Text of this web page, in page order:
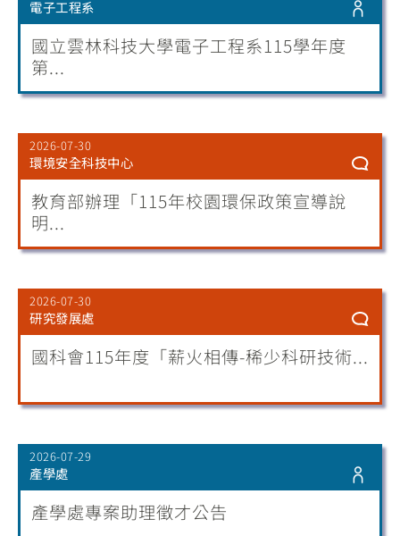
電子工程系
國立雲林科技大學電子工程系115學年度
第...
2026-07-30
環境安全科技中心
教育部辦理「115年校園環保政策宣導說
明...
2026-07-30
研究發展處
國科會115年度「薪火相傳-稀少科研技術...
2026-07-29
產學處
產學處專案助理徵才公告